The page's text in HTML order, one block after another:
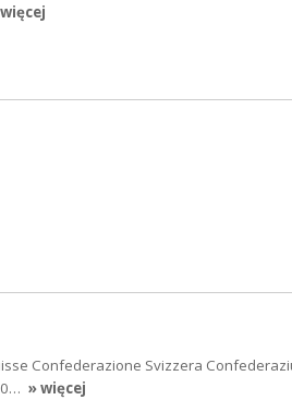
Confederazione Svizzera
» więcej